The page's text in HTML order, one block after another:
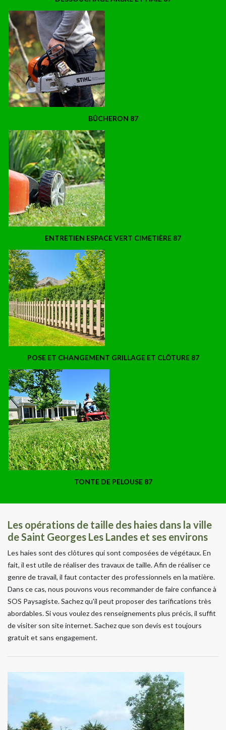
BÛCHERON 87
ENTRETIEN ESPACE VERT CIMETIÈRE 87
POSE ET CHANGEMENT GRILLAGE ET CLÔTURE 87
TONTE DE PELOUSE 87
Les opérations de taille des haies dans la ville
de Saint Georges Les Landes et ses environs
Les haies sont des clôtures qui sont composées de végétaux. En
fait, il est utile de réaliser des travaux de taille. Afin de réaliser ce
genre de travail, il faut contacter des professionnels en la matière.
Dans ce cas, nous pouvons vous recommander de faire confiance à
SOS Paysagiste. Sachez qu'il peut proposer des tarifications très
abordables. Si vous voulez des renseignements plus précis, il suffit
de visiter son site internet. Sachez que son devis est toujours
gratuit et sans engagement.